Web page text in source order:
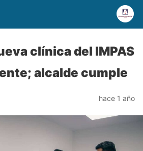
clínica del IMPAS
alcalde cumple
hace 1 año